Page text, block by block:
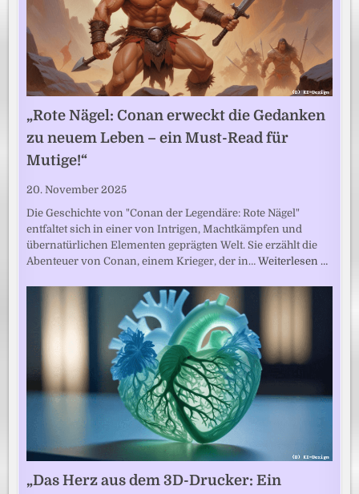
„Rote Nägel: Conan erweckt die Gedanken
zu neuem Leben – ein Must-Read für
Mutige!“
20. November 2025
Die Geschichte von "Conan der Legendäre: Rote Nägel"
entfaltet sich in einer von Intrigen, Machtkämpfen und
übernatürlichen Elementen geprägten Welt. Sie erzählt die
Abenteuer von Conan, einem Krieger, der in…Weiterlesen …
„Das Herz aus dem 3D-Drucker: Ein